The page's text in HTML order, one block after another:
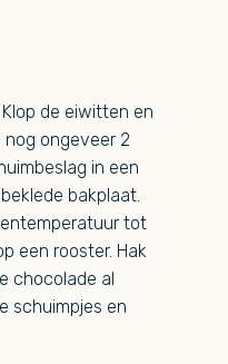
de eiwitten en
ongeveer 2
in een
bakplaat.
tot
een rooster. Hak
chocolade al
schuimpjes en